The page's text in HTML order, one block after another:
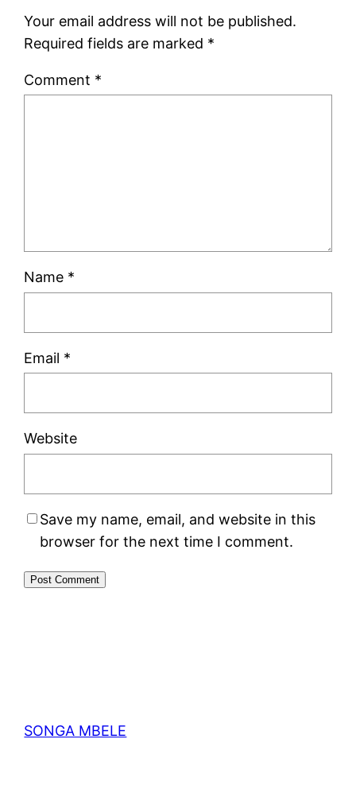
Your email address will not be published.
Required fields are marked *
Comment *
Name *
Email *
Website
Save my name, email, and website in this
browser for the next time I comment.
SONGA MBELE